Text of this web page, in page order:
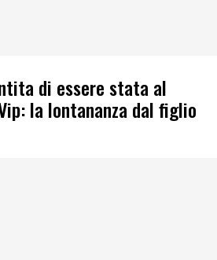
di essere stata al
la lontananza dal figlio